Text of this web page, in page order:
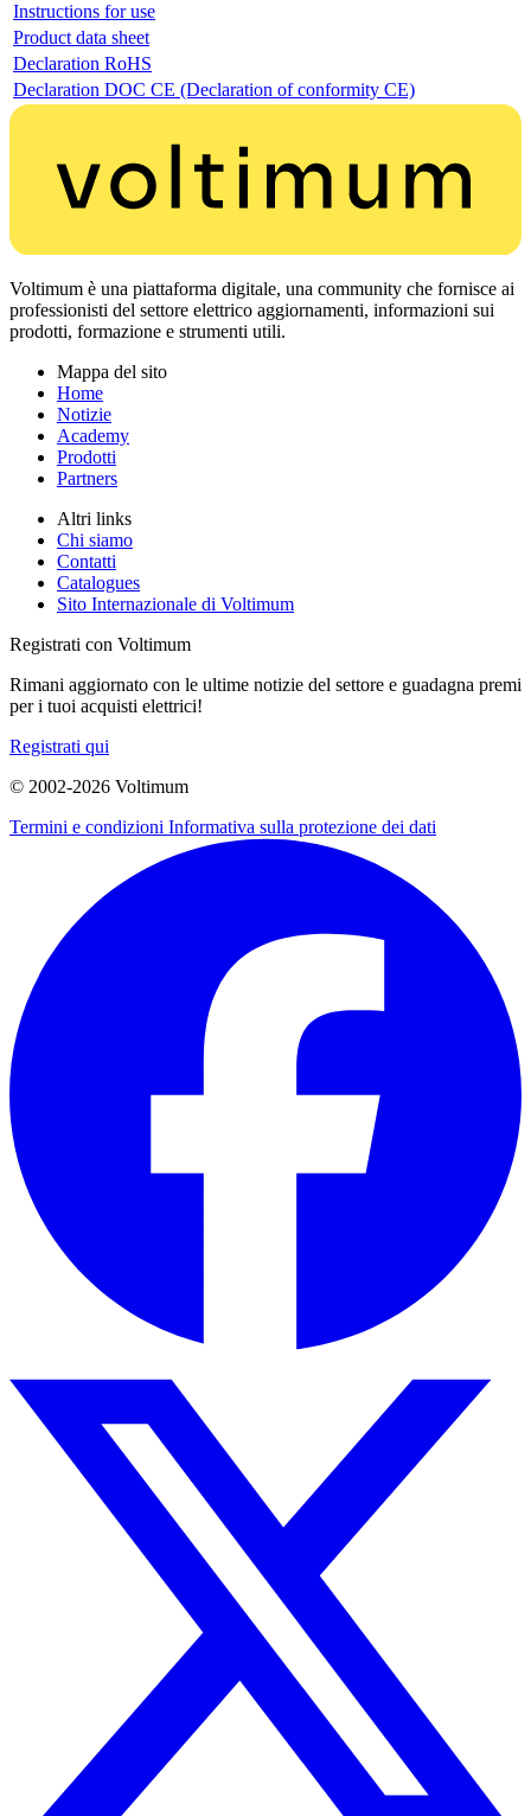
Instructions for use
Product data sheet
Declaration RoHS
Declaration DOC CE (Declaration of conformity CE)
Voltimum è una piattaforma digitale, una community che fornisce ai
professionisti del settore elettrico aggiornamenti, informazioni sui
prodotti, formazione e strumenti utili.
Mappa del sito
Home
Notizie
Academy
Prodotti
Partners
Altri links
Chi siamo
Contatti
Catalogues
Sito Internazionale di Voltimum
Registrati con Voltimum
Rimani aggiornato con le ultime notizie del settore e guadagna premi
per i tuoi acquisti elettrici!
Registrati qui
© 2002-2026 Voltimum
Termini e condizioni Informativa sulla protezione dei dati